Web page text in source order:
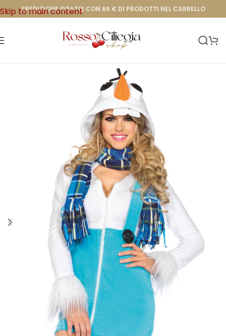
Skip to main content
SPEDIZIONE GRATIS CON 69 € DI PRODOTTI NEL CARRELLO